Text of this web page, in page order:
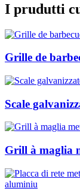
I prudutti
Grille de
Scale
Grill à maglia